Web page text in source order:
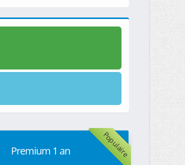
Populaire
Premium 1 an